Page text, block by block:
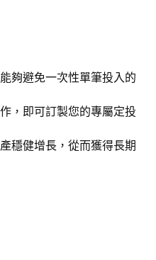
夠避免一次性單筆投入的
，即可訂製您的專屬定投
穩健增長，從而獲得長期